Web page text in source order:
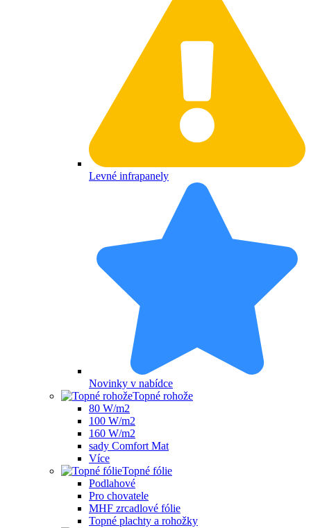
Levné infrapanely
Novinky v nabídce
Topné rohože
80 W/m2
100 W/m2
160 W/m2
sady Comfort Mat
Více
Topné fólie
Podlahové
Pro chovatele
MHF zrcadlové fólie
Topné plachty a rohožky